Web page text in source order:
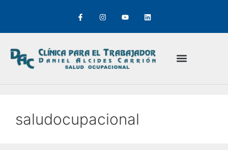
saludocupacional